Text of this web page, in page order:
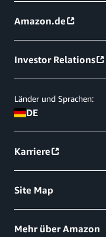
Amazon.de
Investor Relations
Länder und Sprachen:
DE
Karriere
Site Map
Mehr über Amazon